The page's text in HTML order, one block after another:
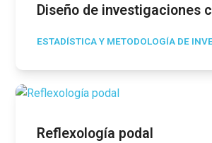
Diseño de investigaciones
ESTADÍSTICA Y METODOLOGÍA DE
Reflexología podal